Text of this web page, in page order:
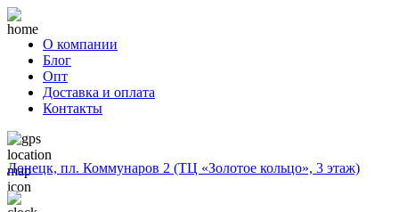
О компании
Блог
Опт
Доставка и оплата
Контакты
Донецк, пл. Коммунаров 2 (ТЦ «Золотое кольцо», 3 этаж)